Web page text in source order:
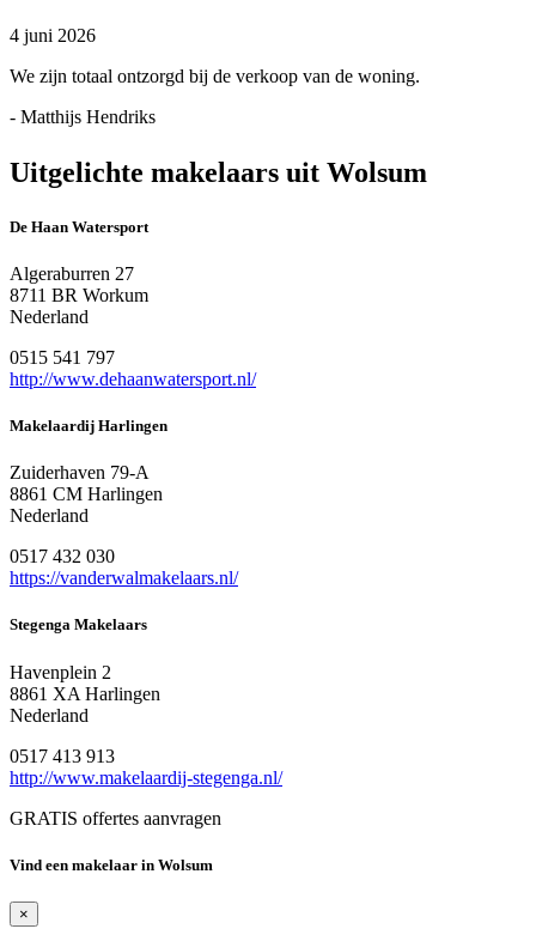
4 juni 2026
We zijn totaal ontzorgd bij de verkoop van de woning.
- Matthijs Hendriks
Uitgelichte makelaars uit Wolsum
De Haan Watersport
Algeraburren 27
8711 BR Workum
Nederland
0515 541 797
http://www.dehaanwatersport.nl/
Makelaardij Harlingen
Zuiderhaven 79-A
8861 CM Harlingen
Nederland
0517 432 030
https://vanderwalmakelaars.nl/
Stegenga Makelaars
Havenplein 2
8861 XA Harlingen
Nederland
0517 413 913
http://www.makelaardij-stegenga.nl/
GRATIS offertes aanvragen
Vind een makelaar in Wolsum
×